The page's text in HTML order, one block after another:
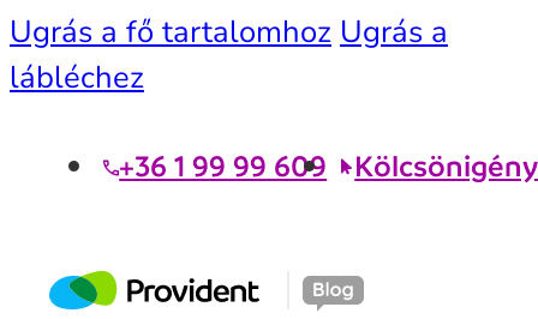
Ugrás a fő tartalomhoz Ugrás a
lábléchez
+36 1 99 99 609